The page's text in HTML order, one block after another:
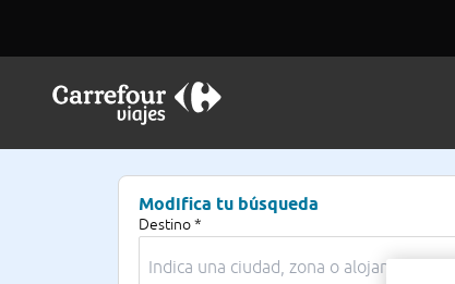
Modifica tu búsqueda
Destino *